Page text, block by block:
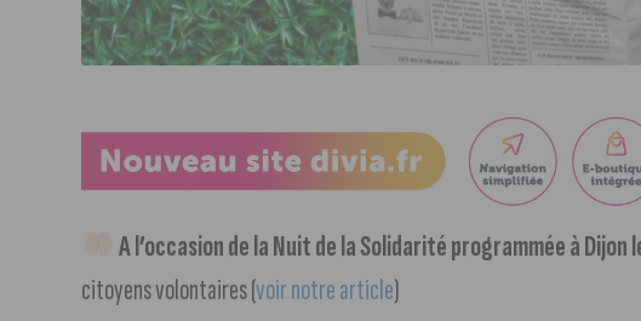
A l’occasion de la Nuit de la Solidarité programmée à Dijon
citoyens volontaires (voir notre article)